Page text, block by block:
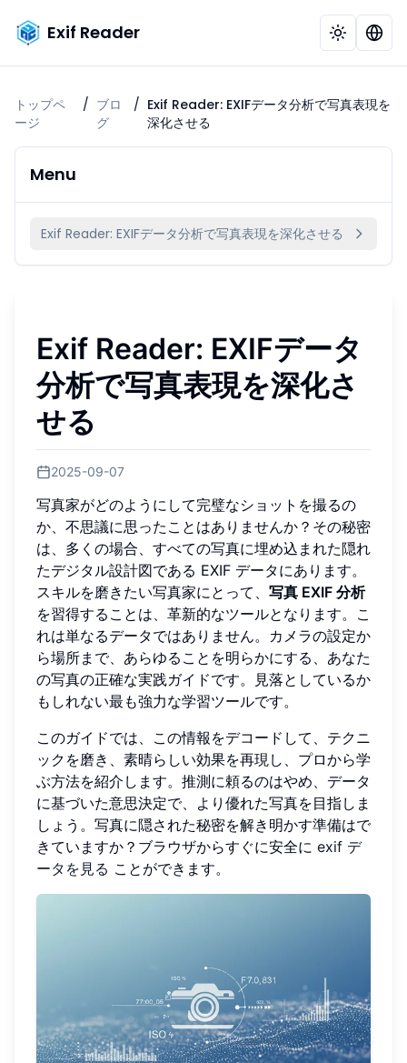
Exif Reader
トップペ
ージ
/ ブロ
グ
/ Exif Reader: EXIFデータ分析で写真表現を
深化させる
Menu
Exif Reader: EXIFデータ分析で写真表現を深化させる
Exif Reader: EXIFデータ
分析で写真表現を深化さ
せる
2025-09-07
写真家がどのようにして完璧なショットを撮るの
か、不思議に思ったことはありませんか？その秘密
は、多くの場合、すべての写真に埋め込まれた隠れ
たデジタル設計図である EXIF データにあります。
スキルを磨きたい写真家にとって、 写真 EXIF 分析
を習得することは、革新的なツールとなります。こ
れは単なるデータではありません。カメラの設定か
ら場所まで、あらゆることを明らかにする、あなた
の写真の正確な実践ガイドです。見落としているか
もしれない最も強力な学習ツールです。
このガイドでは、この情報をデコードして、テクニ
ックを磨き、素晴らしい効果を再現し、プロから学
ぶ方法を紹介します。推測に頼るのはやめ、データ
に基づいた意思決定で、より優れた写真を目指しま
しょう。写真に隠された秘密を解き明かす準備はで
きていますか？ブラウザからすぐに安全に exif デ
ータを見る ことができます。